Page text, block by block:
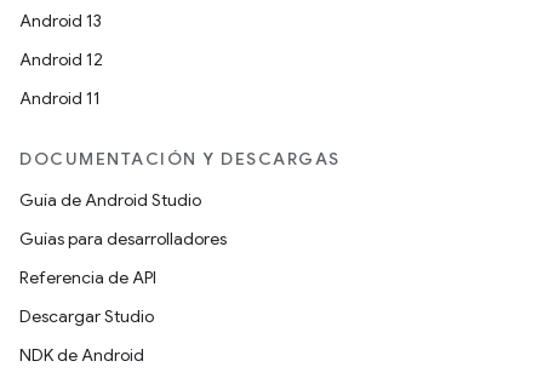
Android 13
Android 12
Android 11
DOCUMENTACIÓN Y DESCARGAS
Guía de Android Studio
Guías para desarrolladores
Referencia de API
Descargar Studio
NDK de Android